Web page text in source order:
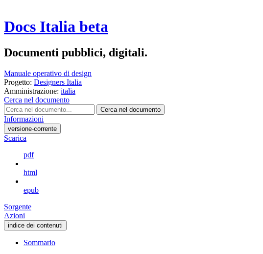
Docs Italia beta
Documenti pubblici, digitali.
Manuale operativo di design
Progetto: Designers Italia
Amministrazione: italia
Cerca nel documento
Cerca nel documento
Informazioni
versione-corrente
Scarica
pdf
html
epub
Sorgente
Azioni
indice dei contenuti
Sommario